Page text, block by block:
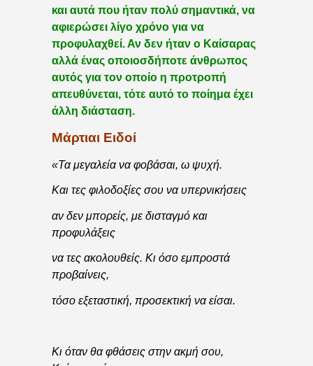
και αυτά που ήταν πολύ σημαντικά, να
αφιερώσει λίγο χρόνο για να
προφυλαχθεί. Αν δεν ήταν ο Καίσαρας
αλλά ένας οποιοσδήποτε άνθρωπος
αυτός για τον οποίο η προτροπή
απευθύνεται, τότε αυτό το ποίημα έχει
άλλη διάσταση.
Μάρτιαι Ειδοί
«Τα μεγαλεία να φοβάσαι, ω ψυχή.
Και τες φιλοδοξίες σου να υπερνικήσεις
αν δεν μπορείς, με δισταγμό και
προφυλάξεις
να τες ακολουθείς. Κι όσο εμπροστά
προβαίνεις,
τόσο εξεταστική, προσεκτική να είσαι.
Κι όταν θα φθάσεις στην ακμή σου,